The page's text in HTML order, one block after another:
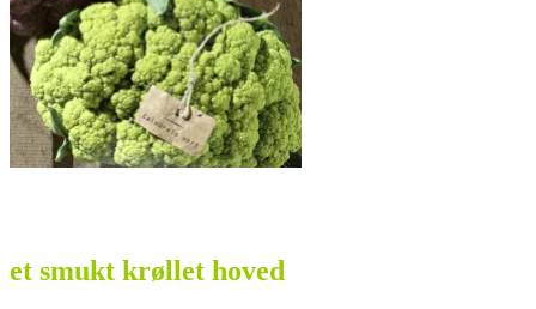
et smukt krøllet hoved